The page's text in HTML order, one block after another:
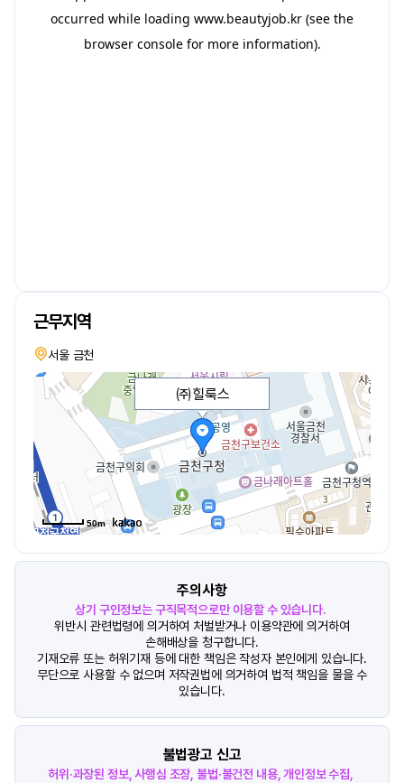
근무지역
서울 금천
㈜힐룩스
50m
주의사항
상기 구인정보는 구직목적으로만 이용할 수 있습니다.
위반시 관련법령에 의거하여 처벌받거나 이용약관에 의거하여
손해배상을 청구합니다.
기재오류 또는 허위기재 등에 대한 책임은 작성자 본인에게 있습니다.
무단으로 사용할 수 없으며 저작권법에 의거하여 법적 책임을 물을 수
있습니다.
불법광고 신고
허위·과장된 정보, 사행심 조장, 불법·불건전 내용, 개인정보 수집,